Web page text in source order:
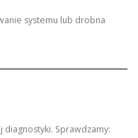
systemu lub drobna
diagnostyki. Sprawdzamy: